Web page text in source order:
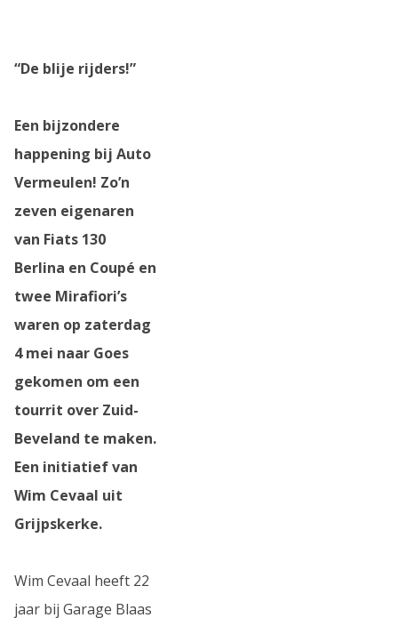
“De blije rijders!”
Een bijzondere
happening bij Auto
Vermeulen! Zo’n
zeven eigenaren
van Fiats 130
Berlina en Coupé en
twee Mirafiori’s
waren op zaterdag
4 mei naar Goes
gekomen om een
tourrit over Zuid-
Beveland te maken.
Een initiatief van
Wim Cevaal uit
Grijpskerke.
Wim Cevaal heeft 22
jaar bij Garage Blaas